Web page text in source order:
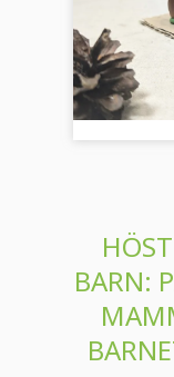
🍄🌰 Gör
kastanjer!
för
och är
BARN: